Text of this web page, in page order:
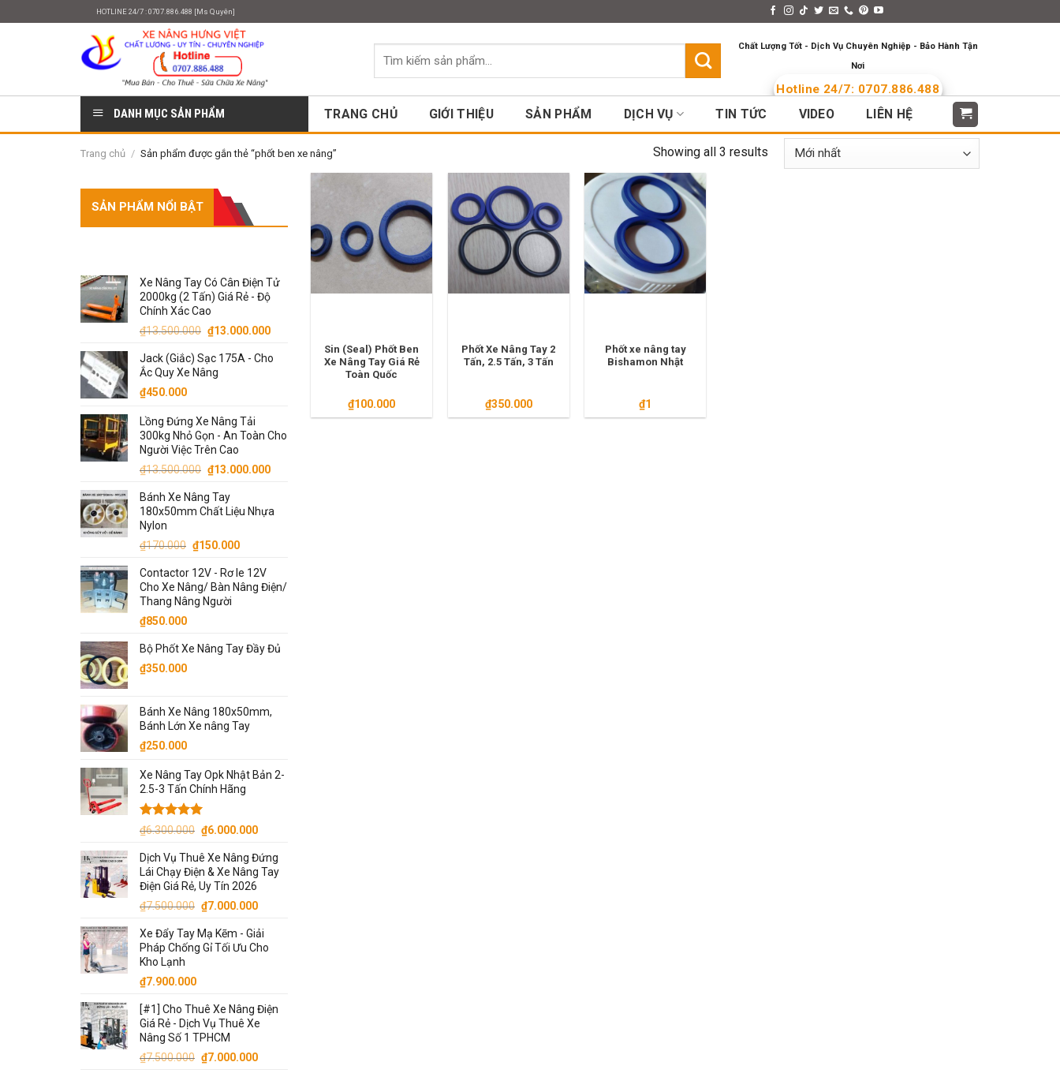
HOTLINE 24/7 : 0707.886.488 [Ms Quyên]
Tìm
Chất Lượng Tốt - Dịch Vụ Chuyên Nghiệp - Bảo Hành Tận
Nơi
Hotline 24/7: 0707.886.488
DANH MỤC SẢN PHẨM
TRANG CHỦ GIỚI THIỆU SẢN PHẨM DỊCH VỤ TIN TỨC VIDEO LIÊN HỆ
Trang chủ / Sản phẩm được gắn thẻ “phốt ben xe nâng” Showing all 3 results
SẢN PHẨM NỔI BẬT
Xe Nâng Tay Có Cân Điện Tử
2000kg (2 Tấn) Giá Rẻ - Độ
Chính Xác Cao
₫13.500.000 Giá
là:
₫13.500.000.
₫13.000.000Giá
tại
Jack (Giắc) Sạc 175A - Cho
Ắc Quy Xe Nâng
₫450.000
Lồng Đứng Xe Nâng Tải
300kg Nhỏ Gọn - An Toàn Cho
Người Việc Trên Cao
₫13.500.000 Giá
là:
₫13.500.000.
₫13.000.000Giá
là:
Bánh Xe Nâng Tay
180x50mm Chất Liệu Nhựa
Nylon
₫170.000 Giá
là:
₫170.000.
₫150.000Giá
tại
là:
Contactor 12V - Rơ le 12V
Cho Xe Nâng/ Bàn Nâng Điện/
Thang Nâng Người
₫850.000
Bộ Phốt Xe Nâng Tay Đầy Đủ
₫350.000
Bánh Xe Nâng 180x50mm,
Bánh Lớn Xe nâng Tay
₫250.000
Xe Nâng Tay Opk Nhật Bản 2-
2.5-3 Tấn Chính Hãng
Được xếp
hạng
5 sao
₫6.300.000 Giá
là:
₫6.300.000.
₫6.000.000Giá
tại
là:
Dịch Vụ Thuê Xe Nâng Đứng
Lái Chạy Điện & Xe Nâng Tay
Điện Giá Rẻ, Uy Tín 2026
₫7.500.000 Giá
là:
₫7.500.000.
₫7.000.000Giá
tại
là:
Xe Đẩy Tay Mạ Kẽm - Giải
Pháp Chống Gỉ Tối Ưu Cho
Kho Lạnh
₫7.900.000
[#1] Cho Thuê Xe Nâng Điện
Giá Rẻ - Dịch Vụ Thuê Xe
Nâng Số 1 TPHCM
₫7.500.000 Giá
₫7.000.000Giá
Sin (Seal) Phốt Ben
Xe Nâng Tay Giá Rẻ
Toàn Quốc
₫100.000
Phốt Xe Nâng Tay 2
Tấn, 2.5 Tấn, 3 Tấn
₫350.000
Phốt xe nâng tay
Bishamon Nhật
₫1